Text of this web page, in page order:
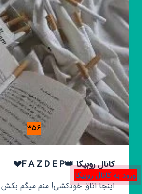
356
کانال روبیکا 👑F A Z D E P💔
اینجا اتاق خودکشی! منم میگم بکش
ورود به کانال روبیکا